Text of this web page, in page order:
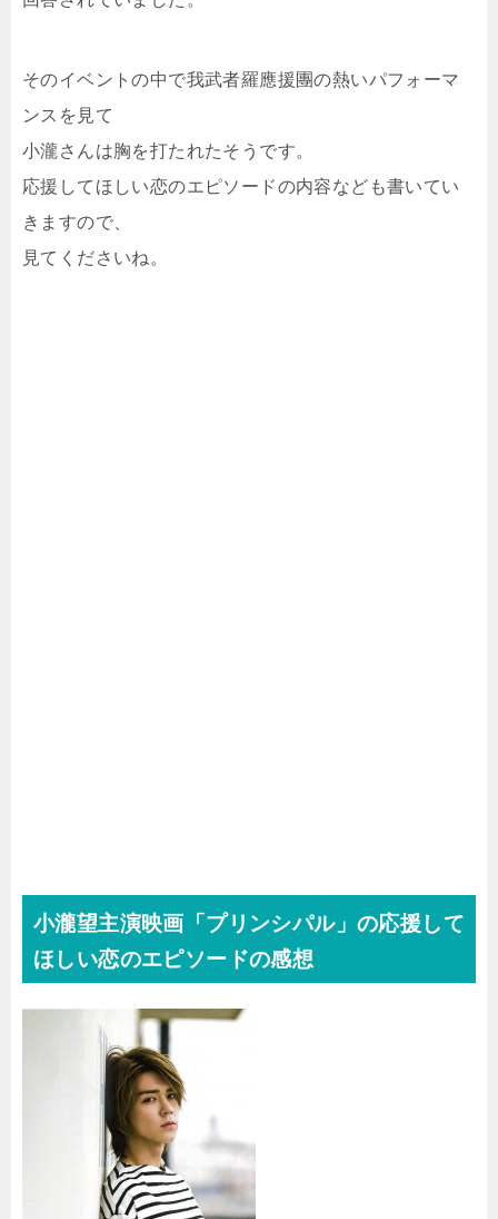
そのイベントの中で我武者羅應援團の熱いパフォーマ
ンスを見て
小瀧さんは胸を打たれたそうです。
応援してほしい恋のエピソードの内容なども書いてい
きますので、
見てくださいね。
小瀧望主演映画「プリンシパル」の応援して
ほしい恋のエピソードの感想